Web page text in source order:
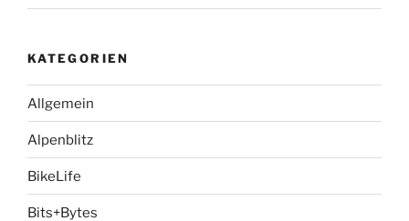
KATEGORIEN
Allgemein
Alpenblitz
BikeLife
Bits+Bytes